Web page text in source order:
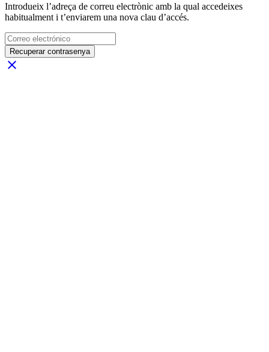
Introdueix l’adreça de correu electrònic amb la qual accedeixes
habitualment i t’enviarem una nova clau d’accés.
Recuperar contrasenya
close